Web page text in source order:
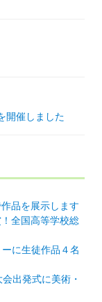
開催しました
品を展示します
全国高等学校総
に生徒作品４名
出発式に美術・